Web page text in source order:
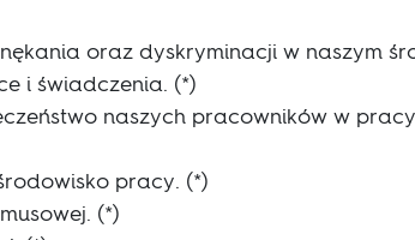
oraz dyskryminacji w naszym
i świadczenia. (*)
naszych pracowników w
pracy. (*)
(*)